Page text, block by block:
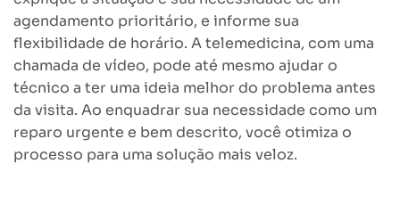
agendamento prioritário, e informe sua
flexibilidade de horário. A telemedicina, com uma
chamada de vídeo, pode até mesmo ajudar o
técnico a ter uma ideia melhor do problema antes
da visita. Ao enquadrar sua necessidade como um
reparo urgente e bem descrito, você otimiza o
processo para uma solução mais veloz.